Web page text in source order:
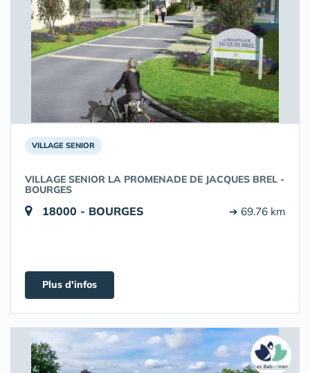
VILLAGE SENIOR
VILLAGE SENIOR LA PROMENADE DE JACQUES BREL -
BOURGES
18000 - BOURGES ➔ 69.76 km
Plus d'infos